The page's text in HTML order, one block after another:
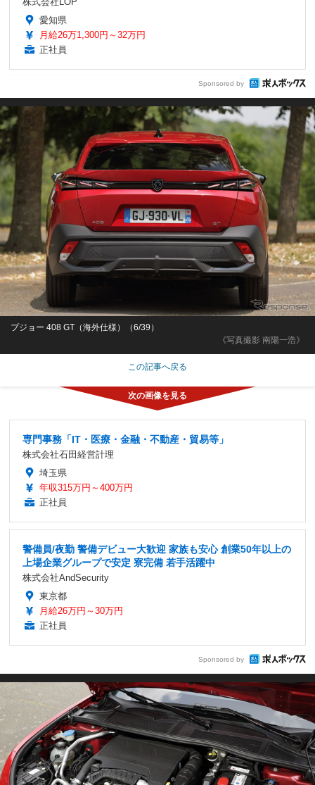
愛知県
月給26万1,300円～32万円
正社員
Sponsored by
《写真撮影 南陽一浩》
プジョー 408 GT（海外仕様）（6/39）
この記事へ戻る
専門事務「IT・医療・金融・不動産・貿易等」
株式会社石田経営計理
埼玉県
年収315万円～400万円
正社員
警備員/夜勤 警備デビュー大歓迎 家族も安心 創業50年以上の
上場企業グループで安定 寮完備 若手活躍中
株式会社AndSecurity
東京都
月給26万円～30万円
正社員
Sponsored by